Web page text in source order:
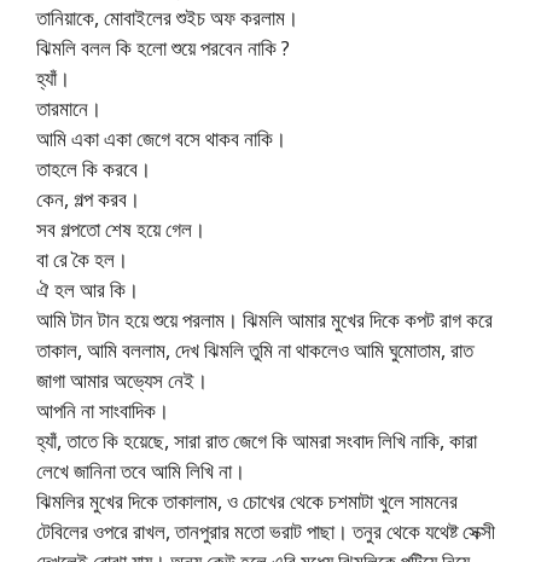
তানিয়াকে, মোবাইলের শুইচ অফ করলাম।
ঝিমলি বলল কি হলো শুয়ে পরবেন নাকি ?
হ্যাঁ।
তারমানে।
আমি একা একা জেগে বসে থাকব নাকি।
তাহলে কি করবে।
কেন, গল্প করব।
সব গল্পতো শেষ হয়ে গেল।
বা রে কৈ হল।
ঐ হল আর কি।
আমি টান টান হয়ে শুয়ে পরলাম। ঝিমলি আমার মুখের দিকে কপট রাগ করে
তাকাল, আমি বললাম, দেখ ঝিমলি তুমি না থাকলেও আমি ঘুমোতাম, রাত
জাগা আমার অভ্যেস নেই।
আপনি না সাংবাদিক।
হ্যাঁ, তাতে কি হয়েছে, সারা রাত জেগে কি আমরা সংবাদ লিখি নাকি, কারা
লেখে জানিনা তবে আমি লিখি না।
ঝিমলির মুখের দিকে তাকালাম, ও চোখের থেকে চশমাটা খুলে সামনের
টেবিলের ওপরে রাখল, তানপুরার মতো ভরাট পাছা। তনুর থেকে যথেষ্ট সেক্সী